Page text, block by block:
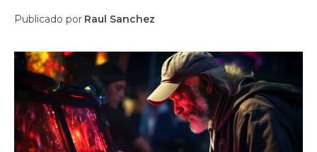
Publicado por Raul Sanchez